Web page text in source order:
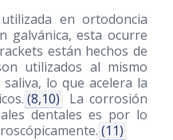
en ortodoncia
galvánica, esta ocurre
están hechos de
utilizados al mismo
lo que acelera la
(8,10)
La corrosión
dentales es por lo
(11)